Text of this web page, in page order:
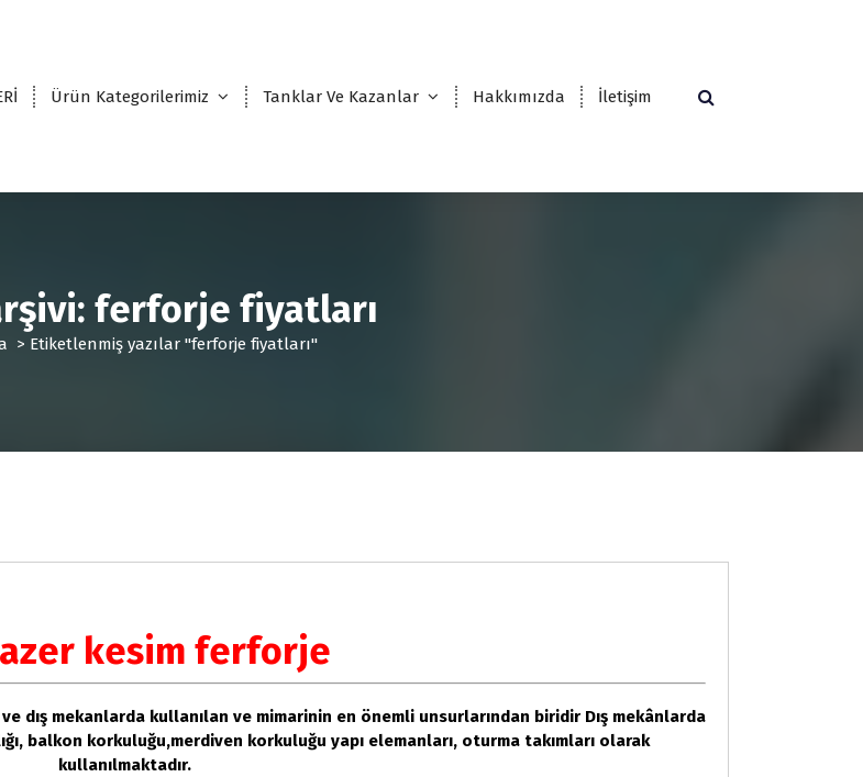
Ürün Kategorilerimiz Tanklar Ve Kazanlar Hakkımızda İletişim
ferforje fiyatları
> Etiketlenmiş yazılar "ferforje fiyatları"
kesim ferforje
mekanlarda kullanılan ve mimarinin en önemli unsurlarından biridir Dış mekânlarda
balkon korkuluğu,merdiven korkuluğu yapı elemanları, oturma takımları olarak
kullanılmaktadır.